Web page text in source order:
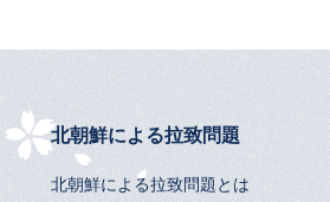
北朝鮮による拉致問題
北朝鮮による拉致問題とは